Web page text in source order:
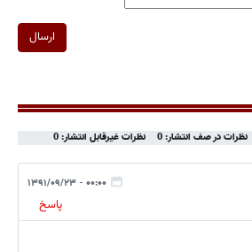
ارسال
نظرات در صف انتشار: 0 نظرات غیرقابل انتشار: 0
۰۰:۰۰ - ۱۳۹۱/۰۹/۲۳
پاسخ